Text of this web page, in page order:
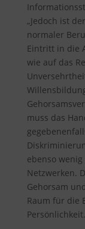
„Jedoch ist
normaler
Eintritt in die
wie auf das
muss das
ebenso
Netzwerken.
Gehorsam
Raum für die
Persönlichkeit.